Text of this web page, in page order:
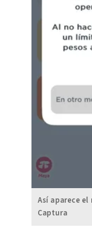
Así aparece el
Captura